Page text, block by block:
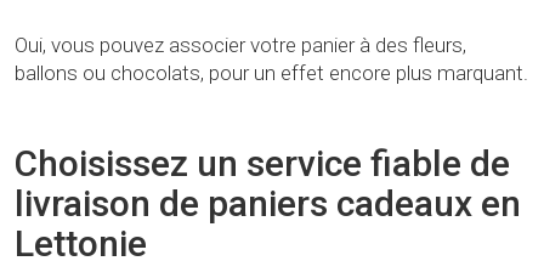
Oui, vous pouvez associer votre panier à des fleurs,
ballons ou chocolats, pour un effet encore plus marquant.
Choisissez un service fiable de
livraison de paniers cadeaux en
Lettonie